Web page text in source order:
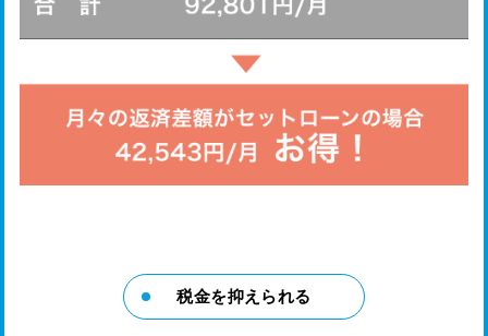
税金を抑えられる